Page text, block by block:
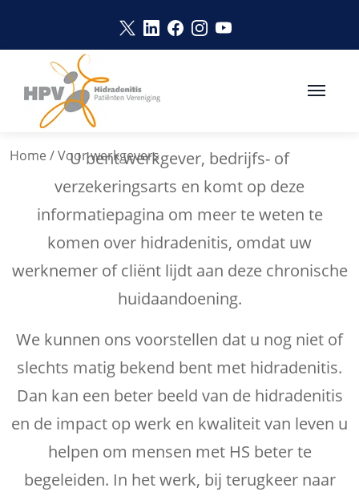
Link opent in een nieuw venster
Link opent in een nieuw
Link opent in een nieuw
Link opent in een
Link opent in een
Home /Voor werkgevers
HS EN WERKEN
U bent werkgever, bedrijfs- of
verzekeringsarts en komt op deze
informatiepagina om meer te weten te
komen over hidradenitis, omdat uw
werknemer of cliënt lijdt aan deze chronische
huidaandoening.
We kunnen ons voorstellen dat u nog niet of
slechts matig bekend bent met hidradenitis.
Dan kan een beter beeld van de hidradenitis
en de impact op werk en kwaliteit van leven u
helpen om mensen met HS beter te
begeleiden. In het werk, bij terugkeer naar